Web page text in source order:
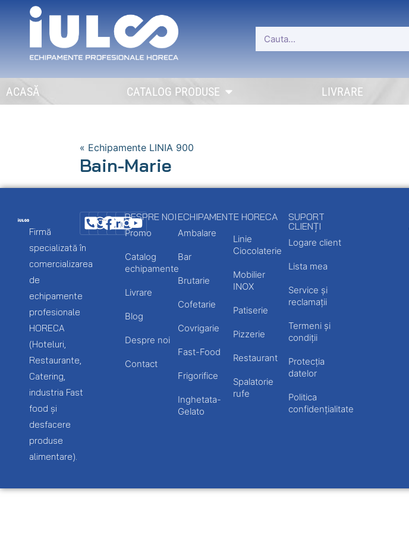
ACASĂ CATALOG PRODUSE LIVRARE
« Echipamente LINIA 900
Bain-Marie
Firmă
specializată în
comercializarea
de
echipamente
profesionale
HORECA
(Hoteluri,
Restaurante,
Catering,
industria Fast
food și
desfacere
produse
alimentare).
DESPRE NOI
Promo
Catalog
echipamente
Livrare
Blog
Despre noi
Contact
ECHIPAMENTE HORECA
Ambalare
Bar
Brutarie
Cofetarie
Covrigarie
Fast-Food
Frigorifice
Inghetata-
Gelato
Linie
Ciocolaterie
Mobilier
INOX
Patiserie
Pizzerie
Restaurant
Spalatorie
rufe
SUPORT
CLIENȚI
Logare client
Lista mea
Service și
reclamații
Termeni și
condiții
Protecția
datelor
Politica
confidențialitate